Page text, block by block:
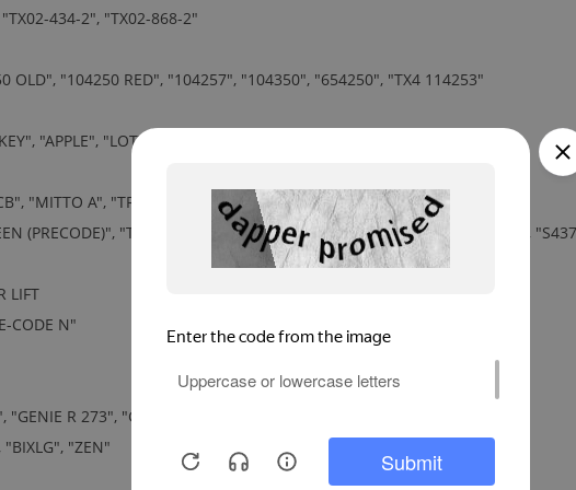
434-2", "TX02-868-2"
OLD", "104250 RED", "104257", "104350", "654250", "TX4 114253"
"APPLE", "LOTWCV", "CUPIDO", "TO.GO.QV", "HAPPY VA", "TO.GO.VA"
"MITTO A", "TRC", "GHIBLI", "MURALE", "KLEIO"
(PRECODE)", "TXQ A449", "TXQ S449 GREEN", "TRQ S486", "TXQ S486",
LIFT
CODE N"
"GENIE R 273", "GENIE R-GT2M", "MIO TR", "GT2M", "TRN"
"BIXLG", "ZEN"